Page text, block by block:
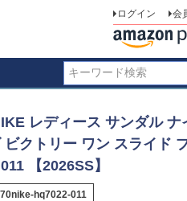
ログイン 会
レディース サンダル ナ
ビクトリー ワン スライド
【2026SS】
hq7022-011